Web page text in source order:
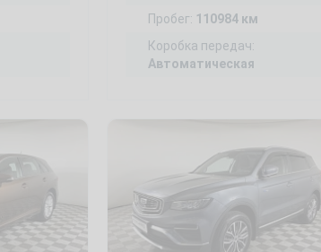
Пробег: 110984 км
Коробка передач:
Автоматическая